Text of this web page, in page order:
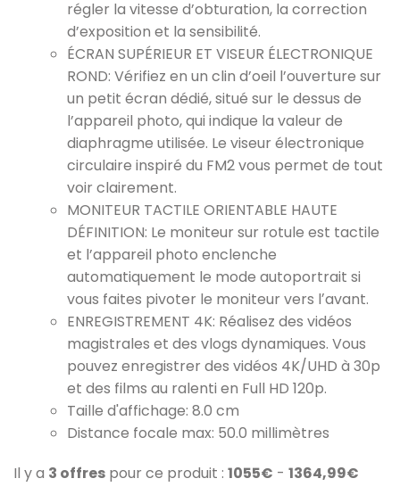
régler la vitesse d’obturation, la correction
d’exposition et la sensibilité.
ÉCRAN SUPÉRIEUR ET VISEUR ÉLECTRONIQUE
ROND: Vérifiez en un clin d’oeil l’ouverture sur
un petit écran dédié, situé sur le dessus de
l’appareil photo, qui indique la valeur de
diaphragme utilisée. Le viseur électronique
circulaire inspiré du FM2 vous permet de tout
voir clairement.
MONITEUR TACTILE ORIENTABLE HAUTE
DÉFINITION: Le moniteur sur rotule est tactile
et l’appareil photo enclenche
automatiquement le mode autoportrait si
vous faites pivoter le moniteur vers lʼavant.
ENREGISTREMENT 4K: Réalisez des vidéos
magistrales et des vlogs dynamiques. Vous
pouvez enregistrer des vidéos 4K/UHD à 30p
et des films au ralenti en Full HD 120p.
Taille d'affichage: 8.0 cm
Distance focale max: 50.0 millimètres
Il y a 3 offres pour ce produit : 1055€ - 1364,99€